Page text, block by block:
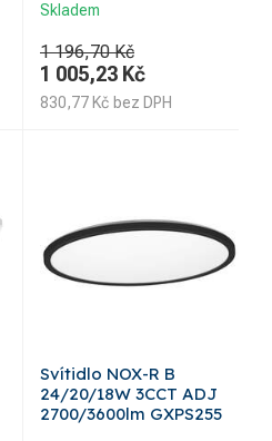
Skladem
1 196,70 Kč
1 005,23 Kč
830,77 Kč bez DPH
Svítidlo NOX-R B
24/20/18W 3CCT ADJ
2700/3600lm GXPS255